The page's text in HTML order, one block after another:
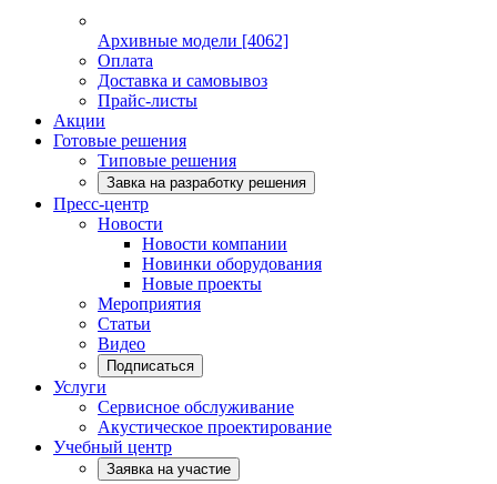
Архивные модели [4062]
Оплата
Доставка и самовывоз
Прайс-листы
Акции
Готовые решения
Типовые решения
Завка на разработку решения
Пресс-центр
Новости
Новости компании
Новинки оборудования
Новые проекты
Мероприятия
Статьи
Видео
Подписаться
Услуги
Сервисное обслуживание
Акустическое проектирование
Учебный центр
Заявка на участие